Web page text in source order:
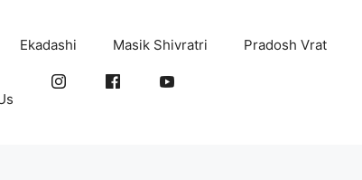
Ekadashi Masik Shivratri Pradosh Vrat